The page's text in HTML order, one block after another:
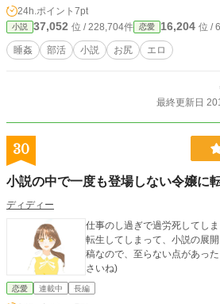
24h.ポイント 7pt
小説 37,052 位 / 228,704件 恋愛 16,204 位 /
睡姦 部活 小説 お尻 エロ
最終更新日
30
小説の中で一度も登場しない令嬢に
ディディー
仕事のし過ぎで過労死してし
転生してしまって、小説の展開を
稿なので、至らない点があっ
さいね)
恋愛 連載中 長編